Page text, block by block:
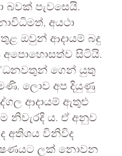
බවක් පැවසෙයි.
අයථා
ඔවුන් ආදායම් බදු
අපොහොසත්ව සිටියි.
ගෙන් යුතු
ලොව අප දියුණු
ආදායම් ඇතුළු
නිවැරදි ය. ඒ අනුව
අතිශය විනිවිද
ලක් නොවන